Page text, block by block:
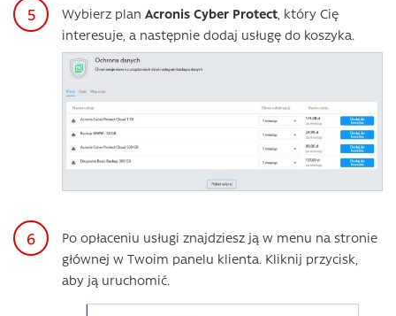
Wybierz plan Acronis Cyber Protect , który Cię
interesuje, a następnie dodaj usługę do koszyka.
Po opłaceniu usługi znajdziesz ją w menu na stronie
głównej w Twoim panelu klienta. Kliknij przycisk,
aby ją uruchomić.